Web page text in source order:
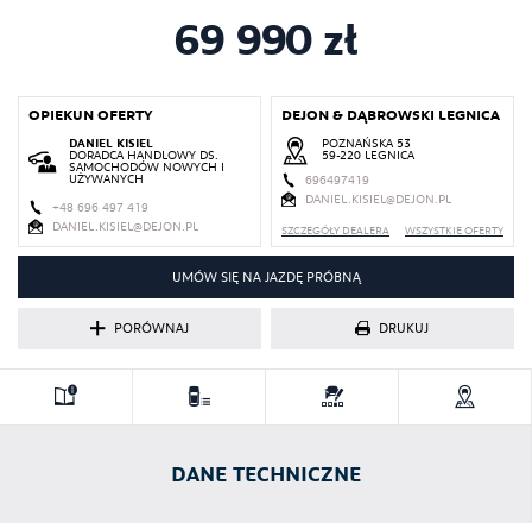
69 990 zł
OPIEKUN OFERTY
DANIEL KISIEL
DORADCA HANDLOWY DS.
SAMOCHODÓW NOWYCH I
UŻYWANYCH
+48 696 497 419
DANIEL.KISIEL@DEJON.PL
DEJON & DĄBROWSKI LEGNICA
POZNAŃSKA 53
59-220 LEGNICA
696497419
DANIEL.KISIEL@DEJON.PL
SZCZEGÓŁY DEALERA WSZYSTKIE OFERTY
UMÓW SIĘ NA JAZDĘ PRÓBNĄ
PORÓWNAJ DRUKUJ
DANE TECHNICZNE